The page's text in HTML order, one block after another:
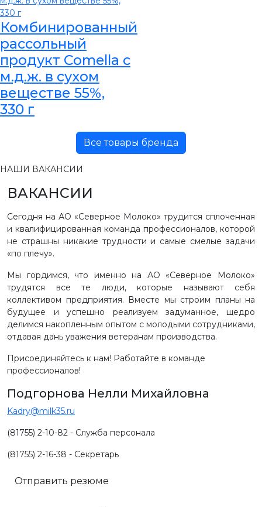
Комбинированный
рассольный
продукт Comella с
м.д.ж. в сухом
веществе 55%,
330 г
Все товары бренда
НАШИ ВАКАНСИИ
ВАКАНСИИ
Сегодня на АО «Северное Молоко» трудится сплоченная
и квалифицированная команда профессионалов, которой
не страшны никакие трудности и самые смелые задачи
«по плечу».
Мы гордимся, что именно на АО «Северное Молоко»
трудятся все те люди, которые называют себя
коллективом предприятия. Вместе мы строим планы на
будущее и успешно реализуем задуманное, щедро
делимся накопленным опытом с молодыми сотрудниками,
отдавая дань уважения ветеранам производства.
Присоединяйтесь к нам! Работайте в команде
профессионалов!
Подгорнова Нелли Михайловна
Kadry@milk35.ru
(81755) 2-10-82 - Служба персонала
(81755) 2-16-38 - Секретарь
Отправить резюме